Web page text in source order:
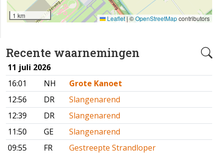
Recente waarnemingen
11 juli 2026
16:01
NH
Grote Kanoet
12:56
DR
Slangenarend
12:39
DR
Slangenarend
11:50
GE
Slangenarend
09:55
FR
Gestreepte Strandloper
1 km Leaflet|©OpenStreetMapcontributors